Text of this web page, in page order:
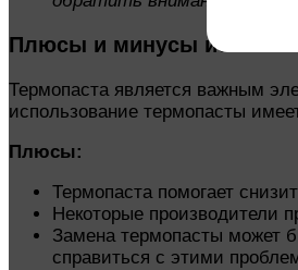
Плюсы и минусы
Термопаста является важным
использование термопасты
Плюсы:
Термопаста помогает
Некоторые производители
Замена термопасты может
справиться с этими